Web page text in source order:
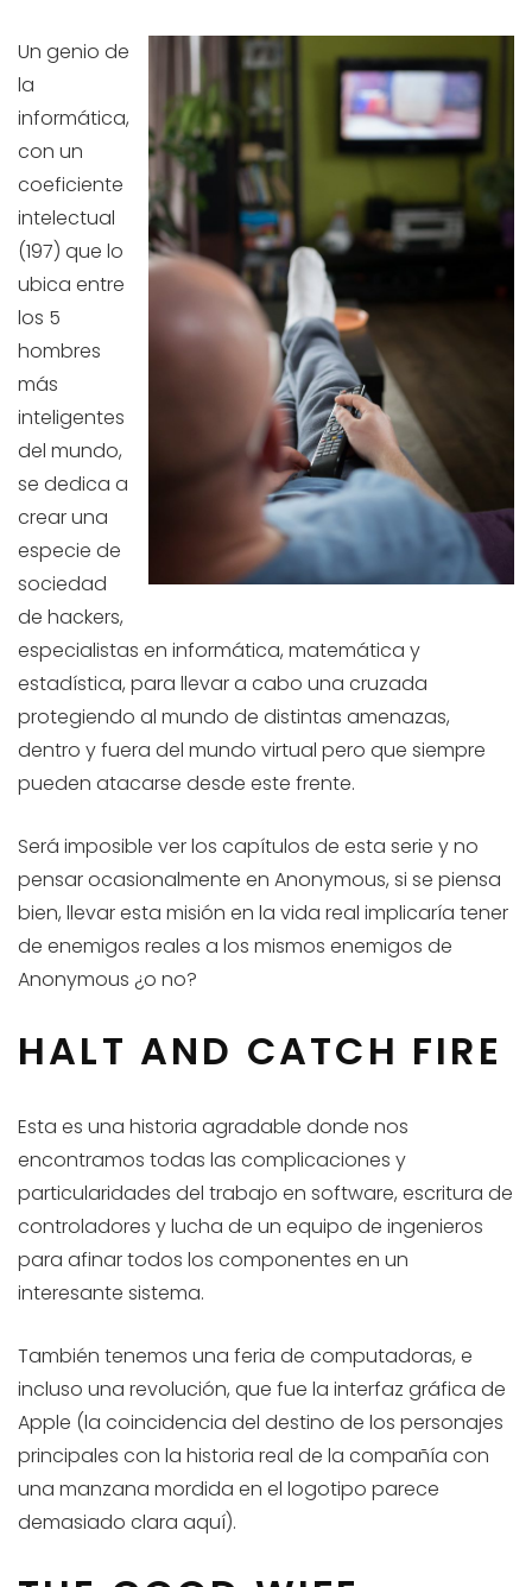
Un genio de
la
informática,
con un
coeficiente
intelectual
(197) que lo
ubica entre
los 5
hombres
más
inteligentes
del mundo,
se dedica a
crear una
especie de
sociedad
de hackers,
especialistas en informática, matemática y
estadística, para llevar a cabo una cruzada
protegiendo al mundo de distintas amenazas,
dentro y fuera del mundo virtual pero que siempre
pueden atacarse desde este frente.
Será imposible ver los capítulos de esta serie y no
pensar ocasionalmente en Anonymous, si se piensa
bien, llevar esta misión en la vida real implicaría tener
de enemigos reales a los mismos enemigos de
Anonymous ¿o no?
HALT AND CATCH FIRE
Esta es una historia agradable donde nos
encontramos todas las complicaciones y
particularidades del trabajo en software, escritura de
controladores y lucha de un equipo de ingenieros
para afinar todos los componentes en un
interesante sistema.
También tenemos una feria de computadoras, e
incluso una revolución, que fue la interfaz gráfica de
Apple (la coincidencia del destino de los personajes
principales con la historia real de la compañía con
una manzana mordida en el logotipo parece
demasiado clara aquí).